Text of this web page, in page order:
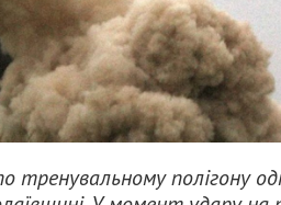
тренувальному полігону